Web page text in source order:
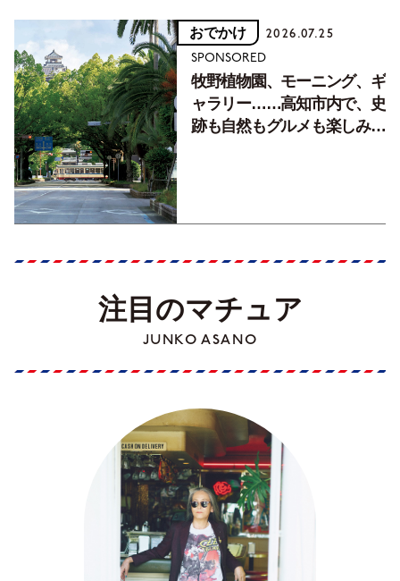
おでかけ 2026.07.25
SPONSORED
牧野植物園、モーニング、ギ
ャラリー……高知市内で、史
跡も自然もグルメも楽しみ尽
注目のマチュア
JUNKO ASANO